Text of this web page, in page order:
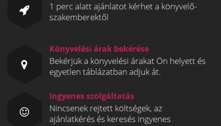
1 perc alatt ajánlatot kérhet a könyvelő-
szakemberektől
Könyvelési árak bekérése
Bekérjük a könyvelési árakat Ön helyett és
egyetlen táblázatban adjuk át.
Ingyenes szolgáltatás
Nincsenek rejtett költségek, az
ajánlatkérés és keresés ingyenes